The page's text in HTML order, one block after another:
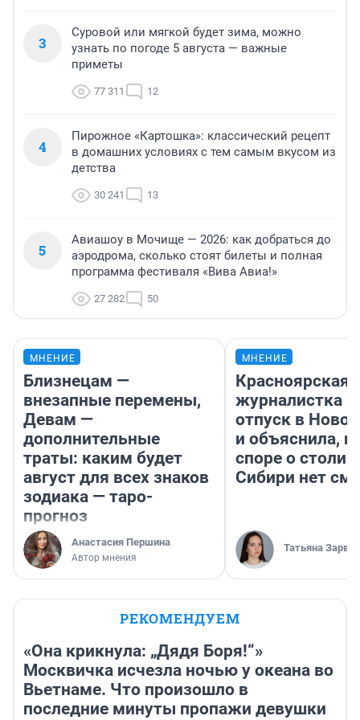
3
Суровой или мягкой будет зима, можно
узнать по погоде 5 августа — важные
приметы
77 311 12
4
Пирожное «Картошка»: классический рецепт
в домашних условиях с тем самым вкусом из
детства
30 241 13
5
Авиашоу в Мочище — 2026: как добраться до
аэродрома, сколько стоят билеты и полная
программа фестиваля «Вива Авиа!»
27 282 50
МНЕНИЕ
Близнецам —
внезапные перемены,
Девам —
дополнительные
траты: каким будет
август для всех знаков
зодиака — таро-
прогноз
Анастасия Першина
Автор мнения
МНЕНИЕ
Красноярская
журналистка
отпуск в
и объяснила,
споре о
Сибири нет
Татьяна Зарва
РЕКОМЕНДУЕМ
«Она крикнула: „Дядя Боря!“»
Москвичка исчезла ночью у океана во
Вьетнаме. Что произошло в
последние минуты пропажи девушки